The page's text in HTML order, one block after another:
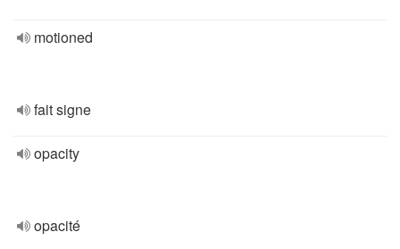
motioned
fait signe
opacity
opacité